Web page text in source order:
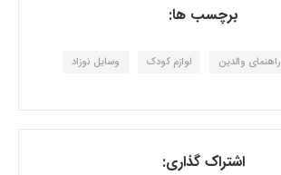
برچسب ها:
راهنمای والدین لوازم کودک وسایل نوزاد
اشتراک گذاری: